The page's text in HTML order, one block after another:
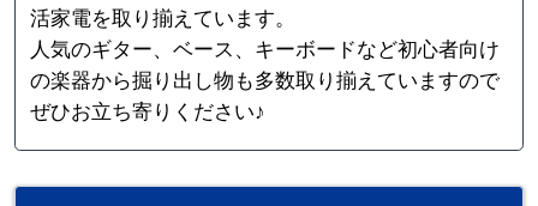
活家電を取り揃えています。
人気のギター、ベース、キーボードなど初心者向け
の楽器から掘り出し物も多数取り揃えていますので
ぜひお立ち寄りください♪